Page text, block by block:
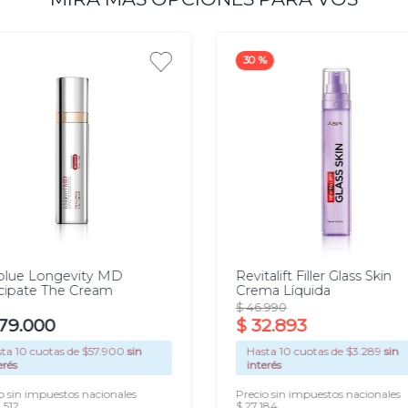
Longevity MD
The Cream
.000
10 cuotas de $57.900 sin
sin impuestos nacionales
30 %
Revitalift Filler Glass Skin
Crema Líquida
$ 46.990
$ 32.893
Hasta 10 cuotas de $3.289 sin
interés
Precio sin impuestos nacionales